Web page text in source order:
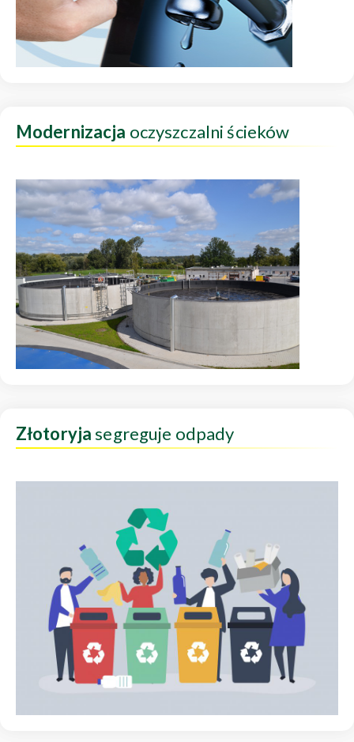
Modernizacja oczyszczalni ścieków
Złotoryjasegreguje odpady